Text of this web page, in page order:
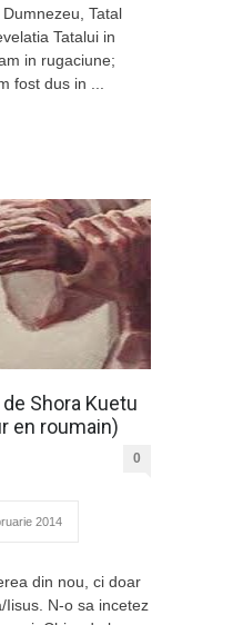
Tatal
Tatalui in
in rugaciune;
fost dus in ...
de Shora Kuetu
en roumain)
0
2014
din nou, ci doar
Iisus. N-o sa incetez